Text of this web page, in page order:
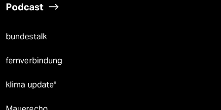
Podcast
bundestalk
fernverbindung
klima update°